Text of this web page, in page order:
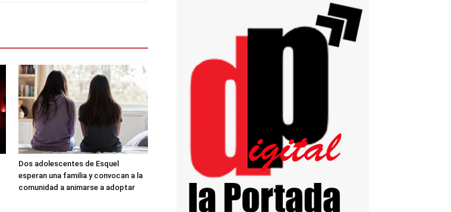
Dos adolescentes de Esquel
esperan una familia y convocan a la
comunidad a animarse a adoptar